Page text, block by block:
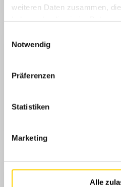
weiteren Daten zusammen,
Notwendig
Präferenzen
Statistiken
Marketing
Alle